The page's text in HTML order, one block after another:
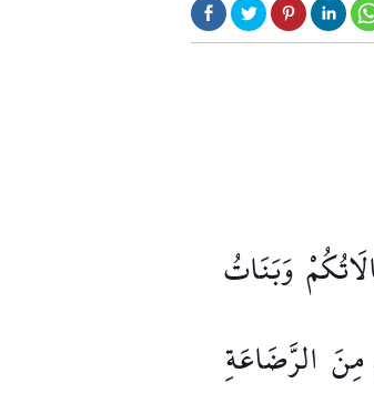
وَبَنَاتُ
مِنَ الرَّضَاعَةِ